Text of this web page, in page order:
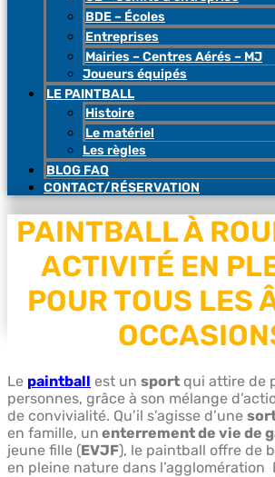
BDE – Écoles
Entreprises
Mairies – Centres Aérés – MJ
Joueurs équipés
LE PAINTBALL
Histoire
Le matériel
Les règles
BLOG FAQ
CONTACT/RÉSERVATION
PAINTBALL À
ACTIVITÉ EN
POUR TOUS LES
Le paintball est un sport qui attire de
personnes, grâce à son mélange
de convivialité. Qu’il s’agisse d’une
en famille, un enterrement de vie de
jeune fille (EVJF), le paintball offre de
en pleine nature dans l’agglomération